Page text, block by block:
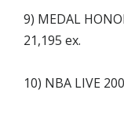
9) MEDAL
21,195 ex.
10) NBA LIVE